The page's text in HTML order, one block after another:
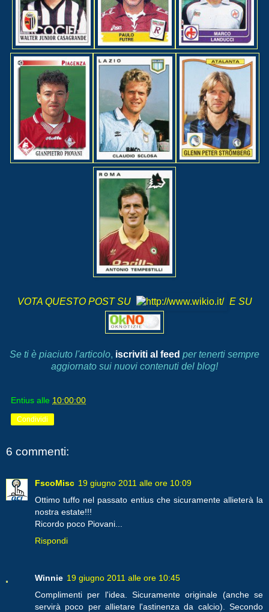
VOTA QUESTO POST SU E SU
Se ti è piaciuto l'articolo, iscriviti al feed per tenerti sempre
aggiornato sui nuovi contenuti del blog!
Entius alle 10:00:00
Condividi
6 commenti:
FscoMisc 19 giugno 2011 alle ore 10:09
Ottimo tuffo nel passato entius che sicuramente allieterà la
nostra estate!!!
Ricordo poco Piovani...
Rispondi
Winnie 19 giugno 2011 alle ore 10:45
Complimenti per l'idea. Sicuramente originale (anche se
servirà poco per allietare l'astinenza da calcio). Secondo